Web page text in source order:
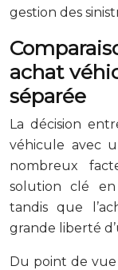
gestion des
achat
séparée
La décision
véhicule avec
nombreux
solution clé en
tandis que
grande liberté
Du point de